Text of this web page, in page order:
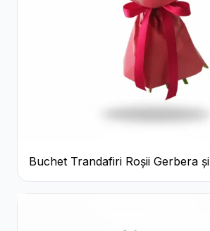
Buchet Trandafiri Roșii Gerbera și
Verdeață